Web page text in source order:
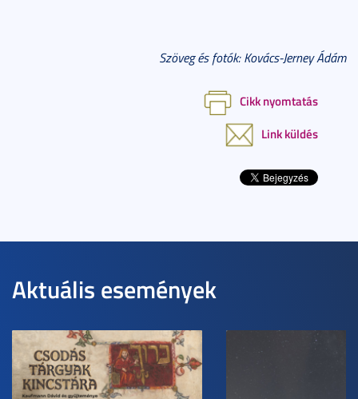
Szöveg és fotók: Kovács-Jerney Ádám
Cikk nyomtatás
Link küldés
Aktuális események